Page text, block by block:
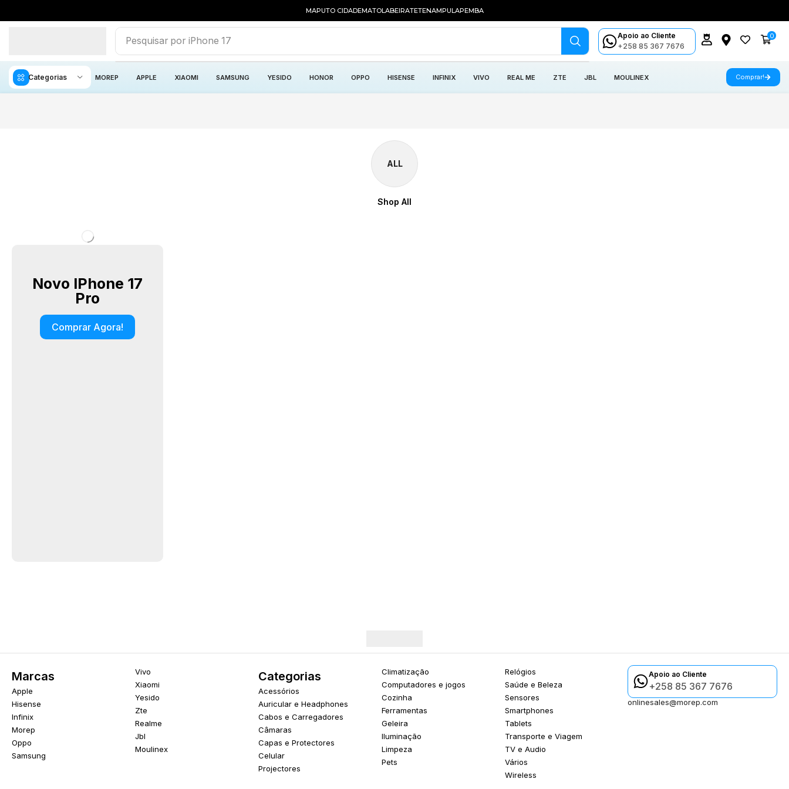
MAPUTO CIDADEMATOLABEIRATETENAMPULAPEMBA
Pesquisar por iPhone 17
Apoio ao Cliente
+258 85 367 7676
0
Categorias MOREP APPLE XIAOMI SAMSUNG YESIDO HONOR OPPO HISENSE INFINIX VIVO REAL ME ZTE JBL MOULINEX Comprar!
ALL
Shop All
Novo IPhone 17
Pro
Comprar Agora!
Marcas
Apple
Hisense
Infinix
Morep
Oppo
Samsung
Vivo
Xiaomi
Yesido
Zte
Realme
Jbl
Moulinex
Categorias
Acessórios
Auricular e Headphones
Cabos e Carregadores
Câmaras
Capas e Protectores
Celular
Projectores
Climatização
Computadores e jogos
Cozinha
Ferramentas
Geleira
Iluminação
Limpeza
Pets
Relógios
Saúde e Beleza
Sensores
Smartphones
Tablets
Transporte e Viagem
TV e Audio
Vários
Wireless
Apoio ao Cliente
+258 85 367 7676
onlinesales@morep.com